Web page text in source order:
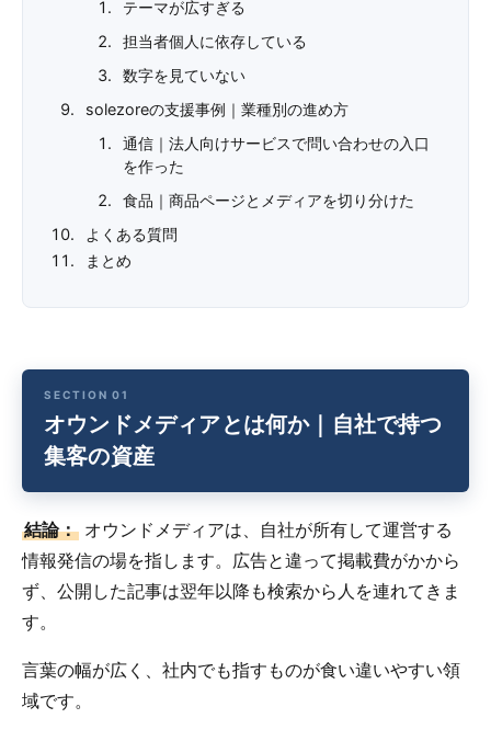
テーマが広すぎる
担当者個人に依存している
数字を見ていない
solezoreの支援事例｜業種別の進め方
通信｜法人向けサービスで問い合わせの入口
を作った
食品｜商品ページとメディアを切り分けた
よくある質問
まとめ
オウンドメディアとは何か｜自社で持つ
集客の資産
結論： オウンドメディアは、自社が所有して運営する
情報発信の場を指します。広告と違って掲載費がかから
ず、公開した記事は翌年以降も検索から人を連れてきま
す。
言葉の幅が広く、社内でも指すものが食い違いやすい領
域です。